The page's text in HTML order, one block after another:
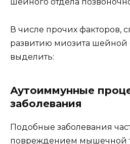
шейного отдела
В числе прочих факторов,
развитию миозита шейной
выделить:
Аутоиммунные
заболевания
Подобные заболевания
повреждением мышечной